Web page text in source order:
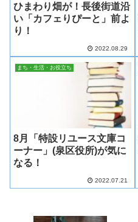
ひまわり畑が！長後街道沿
い「カフェりぴーと」前よ
り！
2022.08.29
まち・生活・お役立ち
8月「特設リユース文庫コ
ーナー」(泉区役所)が気に
なる！
2022.07.21